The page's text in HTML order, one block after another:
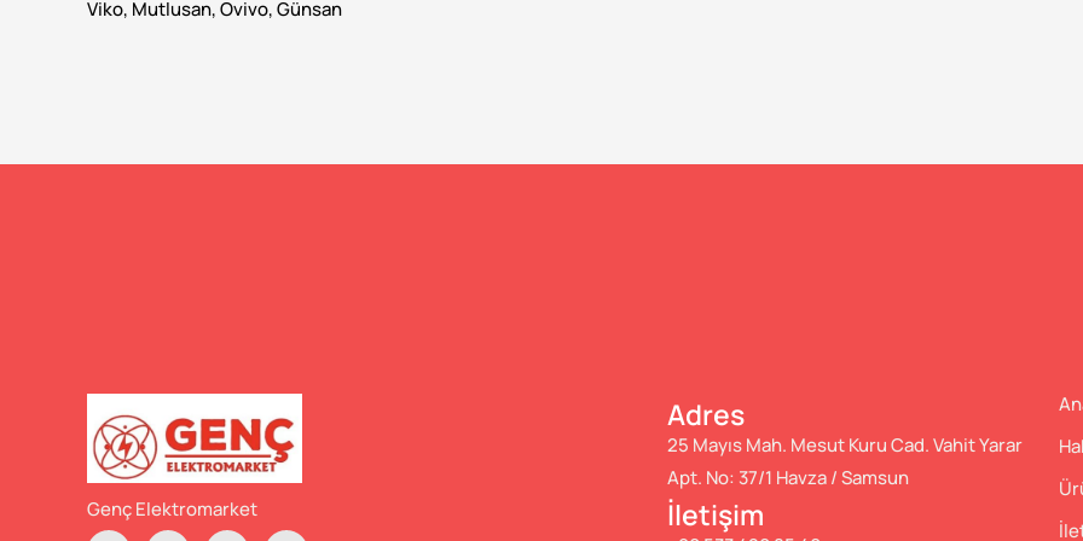
Viko, Mutlusan, Ovivo, Günsan
Genç Elektromarket
Adres
25 Mayıs Mah. Mesut Kuru Cad. Vahit Yarar
Apt. No: 37/1 Havza / Samsun
İletişim